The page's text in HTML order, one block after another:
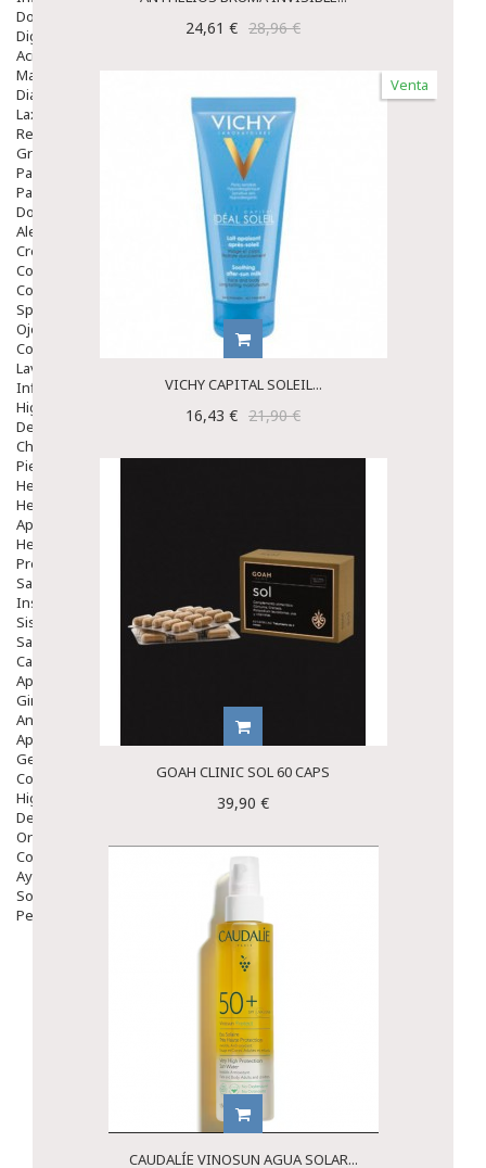
Dolor Muscular / Articular
Digestivo
Acidez, Gases Y Ardores
Mala Digestion
Diarrea / Estreñimiento / Vómitos
Laxantes
Resfriados
Gripe Y Resfriados
Para La Tos
Para Descongestionar La Nariz
Dolor De Garganta
Alergias Y Picaduras
Cremas
Comprimidos
Colirios
Sprays
Ojos Y Oidos
Congestión
Lavado Ojos
Inflamación Del Oido (otitis)
Higiene Oido
Deshabituación Tabaquismo
Chicles
Piel
Herpes Y Hongos
Heridas Y úlceras
Aparato Genital
Hemorroides
Protectores Y Emolientes
Salud
Insomnio
Sistema Nervioso
Salud Bucodental
Capilar
Apósitos
Ginecología
Anticonceptivos
Aparato Genital
Gente Mayor
Cosmética
Higiene
Dentales
Ortopedia
Complementos Nutricionales.
Ayudas
Solares
Pedido express
24,61 € 28,96 €
Venta
VICHY CAPITAL SOLEIL...
16,43 € 21,90 €
GOAH CLINIC SOL 60 CAPS
39,90 €
CAUDALÍE VINOSUN AGUA SOLAR...